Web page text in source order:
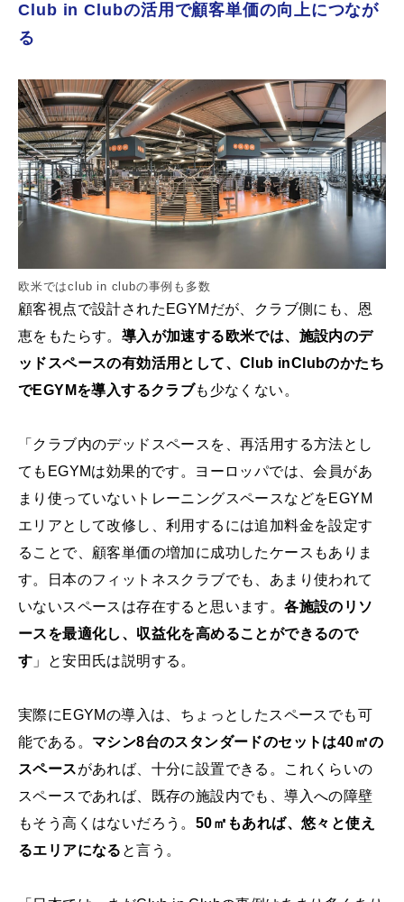
Club in Clubの活用で顧客単価の向上につなが
る
欧米ではclub in clubの事例も多数
顧客視点で設計されたEGYMだが、クラブ側にも、恩
恵をもたらす。 導入が加速する欧米では、施設内のデ
ッドスペースの有効活用として、Club inClubのかたち
でEGYMを導入するクラブも少なくない。
「クラブ内のデッドスペースを、再活用する方法とし
てもEGYMは効果的です。ヨーロッパでは、会員があ
まり使っていないトレーニングスペースなどをEGYM
エリアとして改修し、利用するには追加料金を設定す
ることで、顧客単価の増加に成功したケースもありま
す。日本のフィットネスクラブでも、あまり使われて
いないスペースは存在すると思います。各施設のリソ
ースを最適化し、収益化を高めることができるので
す 」と安田氏は説明する。
実際にEGYMの導入は、ちょっとしたスペースでも可
能である。 マシン8台のスタンダードのセットは40㎡の
スペースがあれば、十分に設置できる。これくらいの
スペースであれば、既存の施設内でも、導入への障壁
もそう高くはないだろう。 50㎡もあれば、悠々と使え
るエリアになる と言う。